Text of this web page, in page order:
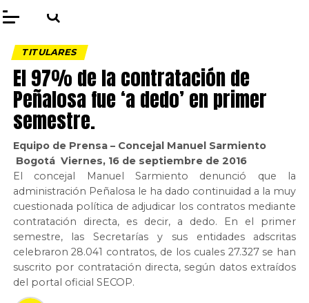
TITULARES
El 97% de la contratación de
Peñalosa fue ‘a dedo’ en primer
semestre.
Equipo de Prensa – Concejal Manuel Sarmiento
Bogotá Viernes, 16 de septiembre de 2016
El concejal Manuel Sarmiento denunció que la
administración Peñalosa le ha dado continuidad a la muy
cuestionada política de adjudicar los contratos mediante
contratación directa, es decir, a dedo. En el primer
semestre, las Secretarías y sus entidades adscritas
celebraron 28.041 contratos, de los cuales 27.327 se han
suscrito por contratación directa, según datos extraídos
del portal oficial SECOP.